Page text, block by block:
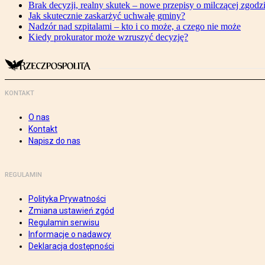
Brak decyzji, realny skutek – nowe przepisy o milczącej
Jak skutecznie zaskarżyć uchwałę gminy?
Nadzór nad szpitalami – kto i co może, a czego nie może
Kiedy prokurator może wzruszyć decyzję?
KONTAKT
O nas
Kontakt
Napisz do nas
REGULAMIN
Polityka Prywatności
Zmiana ustawień zgód
Regulamin serwisu
Informacje o nadawcy
Deklaracja dostępności